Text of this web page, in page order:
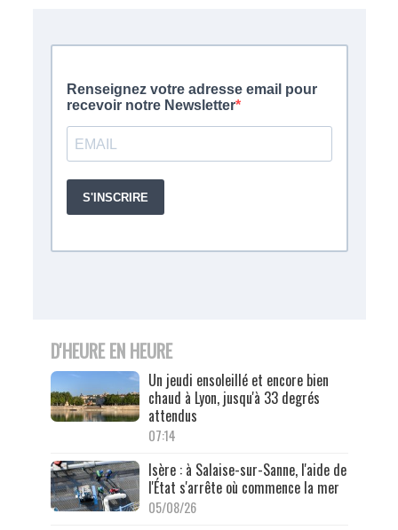
D'HEURE EN HEURE
Un jeudi ensoleillé et encore bien
chaud à Lyon, jusqu'à 33 degrés
attendus
07:14
Isère : à Salaise-sur-Sanne, l'aide de
l'État s'arrête où commence la mer
05/08/26